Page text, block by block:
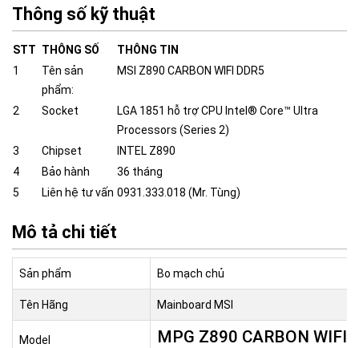
Thông số kỹ thuật
STT THÔNG SỐ
THÔNG TIN
1
Tên sản
phẩm:
MSI Z890 CARBON WIFI DDR5
2 Socket
LGA 1851 hỗ trợ CPU Intel® Core™ Ultra
Processors (Series 2)
3
Chipset
INTEL Z890
4
Bảo hành
36 tháng
5
Liên hệ tư vấn 0931.333.018 (Mr. Tùng)
Mô tả chi tiết
Sản phẩm Bo mạch chủ
Tên Hãng Mainboard MSI
Model MPG Z890 CARBON WIFI